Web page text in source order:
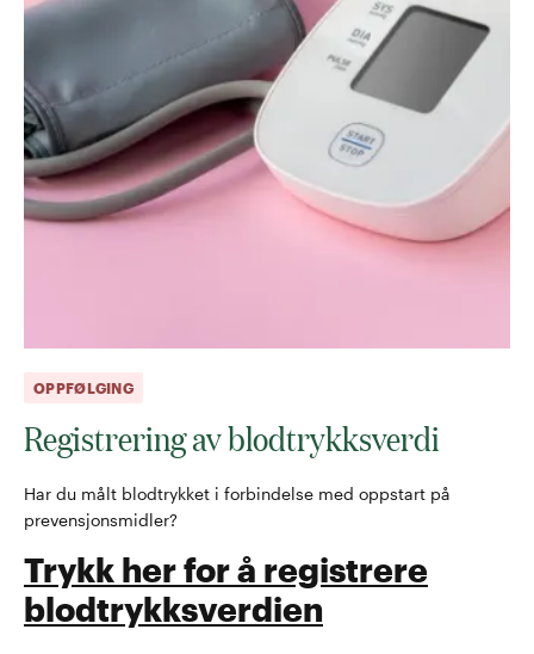
OPPFØLGING
Registrering av blodtrykksverdi
Har du målt blodtrykket i forbindelse med oppstart på
prevensjonsmidler?
Trykk her for å registrere
blodtrykksverdien